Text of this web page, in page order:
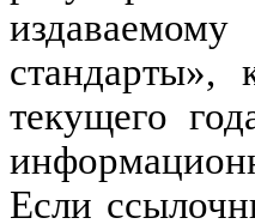
текущего
Если